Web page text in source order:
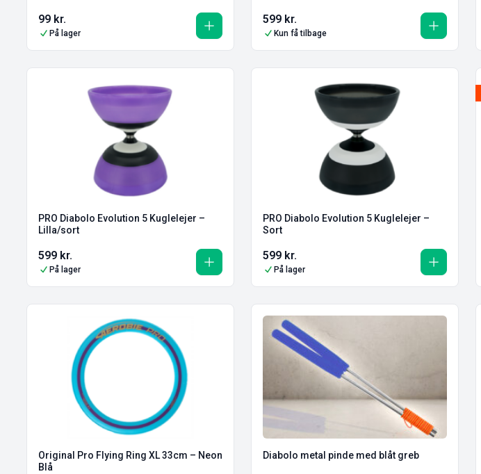
99 kr.
På lager
599 kr.
Kun få tilbage
PRO Diabolo Evolution 5 Kuglelejer –
Lilla/sort
599 kr.
På lager
PRO Diabolo Evolution 5 Kuglelejer –
Sort
599 kr.
På lager
Original Pro Flying Ring XL 33cm – Neon
Blå
Diabolo metal pinde med blåt greb